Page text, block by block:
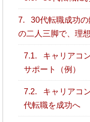
7.
30代転職成功
の二人三脚で、理
7.1.
キャリアコ
サポート（例）
7.2.
キャリアコ
代転職を成功へ